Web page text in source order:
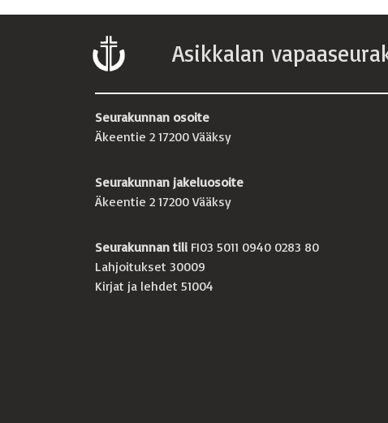
Asikkalan
Seurakunnan osoite
Äkeentie 2 17200 Vääksy
Seurakunnan jakeluosoite
Äkeentie 2 17200 Vääksy
Seurakunnan tili FI03 5011 0940 0283 80
Lahjoitukset 30009
Kirjat ja lehdet 51004